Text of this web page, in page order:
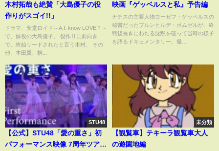
木村拓哉も絶賛「大島優子の役
作りがスゴイ!!」
ドラマ、安堂ロイド～A.I. know LOVE？～
で、妹役の大島優子、 役作りに前向き
で、終始リードされたと言う木村、 その
他、本田翼、桐...
映画『ゲッベルスと私』予告編
ナチスの主要人物ヨーゼフ・ゲッベルスの
秘書だったブルンヒルデ・ポムゼルが、終
戦後長きにわたる沈黙を破って当時の様子
を語るドキュメンタリー。撮...
STU48
【公式】STU48「愛の重さ」初
パフォーマンス映像 7周年ツアー
未分類
【観覧車】テキーラ観覧車大人
の遊園地編